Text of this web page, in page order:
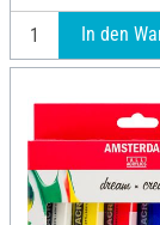
In den